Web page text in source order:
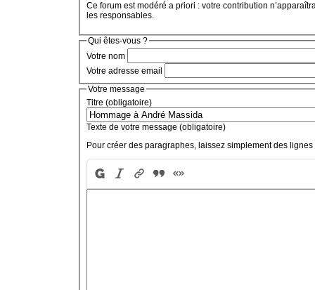
Ce forum est modéré a priori : votre contribution
les responsables.
Qui êtes-vous ?
Votre nom
Votre adresse email
Votre message
Titre (obligatoire)
Texte de votre message (obligatoire)
Pour créer des paragraphes, laissez simplement des lignes